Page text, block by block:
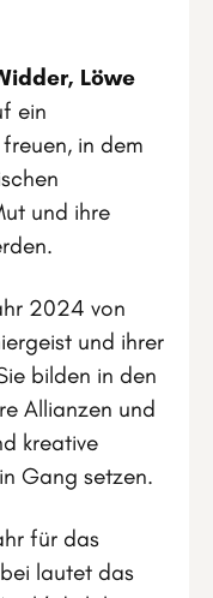
Löwe
ein
in dem
und ihre
2024 von
und ihrer
bilden in den
Allianzen und
kreative
Gang setzen.
für das
lautet das